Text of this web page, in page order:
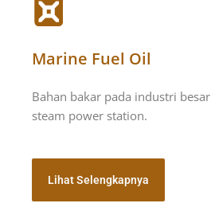
Marine Fuel Oil
Bahan bakar pada industri
steam power station.
Lihat Selengkapnya